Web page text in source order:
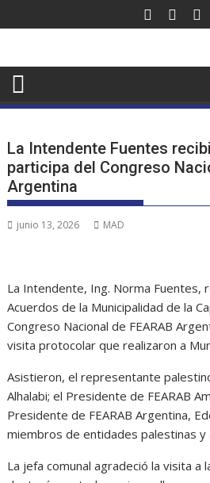
al
La Intendente Fuentes
participa del Congreso
Argentina
junio 13, 2026 MAD
La Intendente, Ing. Norma Fuentes,
Acuerdos de la Municipalidad de la
Congreso Nacional de FEARAB
visita protocolar que realizaron a
Asistieron, el representante
Alhalabi; el Presidente de FEARAB
Presidente de FEARAB Argentina,
miembros de entidades palestinas y
La jefa comunal agradeció la visita a